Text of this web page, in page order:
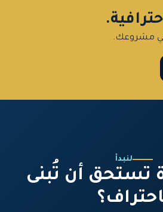
في مشروعك.
لنبدأ
تستحق أن تُبنى